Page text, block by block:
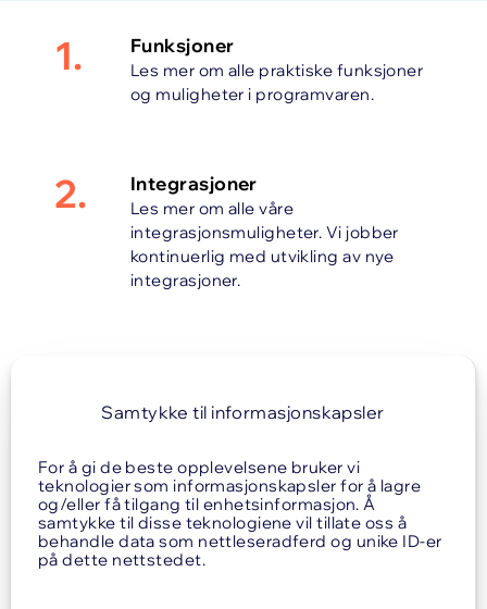
1. Funksjoner
Les mer om alle praktiske funksjoner
og muligheter i programvaren.
2. Integrasjoner
Les mer om alle våre
integrasjonsmuligheter. Vi jobber
kontinuerlig med utvikling av nye
integrasjoner.
vi tilpasser deres visuelle profil i
4. Start med en behovsanalyse
En grundig behovsanalyse er
infoskjermløsning. Det finnes mange
Samtykke til informasjonskapsler
For å gi de beste opplevelsene bruker vi
teknologier som informasjonskapsler for å lagre
og/eller få tilgang til enhetsinformasjon. Å
samtykke til disse teknologiene vil tillate oss å
behandle data som nettleseradferd og unike ID-er
på dette nettstedet.